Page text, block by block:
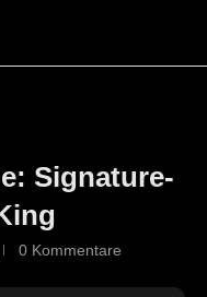
Signature-
0 Kommentare